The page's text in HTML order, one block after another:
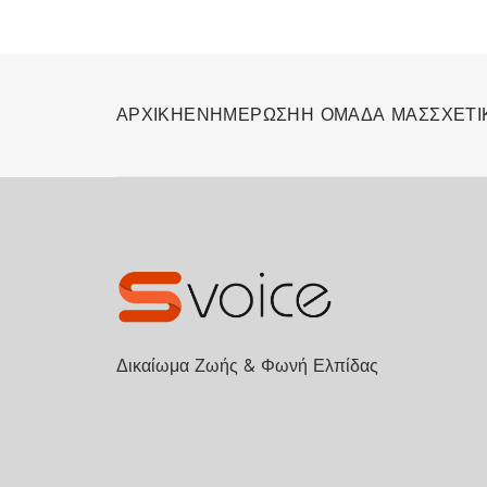
ΑΡΧΙΚΗΕΝΗΜΕΡΩΣΗΗ ΟΜΑΔΑ ΜΑΣ
Δικαίωμα Ζωής & Φωνή Ελπίδας